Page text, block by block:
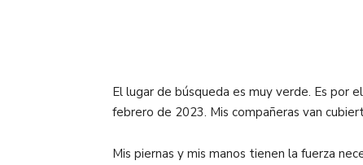
El lugar de búsqueda es muy verde. Es por
febrero de 2023. Mis compañeras van
Mis piernas y mis manos tienen la fuerza